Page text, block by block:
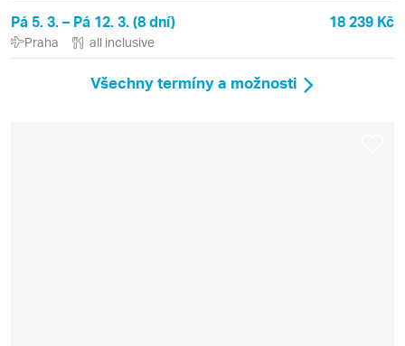
Pá 5. 3. – Pá 12. 3. (8 dní) 18 239 Kč
Praha all inclusive
Všechny termíny a možnosti